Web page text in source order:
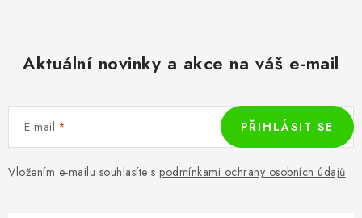
Aktuální novinky a akce na váš e-mail
E-mail
Vložením e-mailu souhlasíte s podmínkami ochrany osobních údajů
PŘIHLÁSIT SE